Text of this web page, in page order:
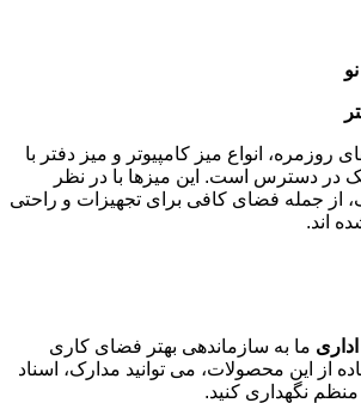
روزمره، انواع میز کامپیوتر و میز دفتر با
در دسترس است. این میزها با در نظر
از جمله فضای کافی برای تجهیزات و راحتی
اند.
ما به سازماندهی بهتر فضای کاری
از این محصولات، می توانید مدارک، اسناد
نگهداری کنید.